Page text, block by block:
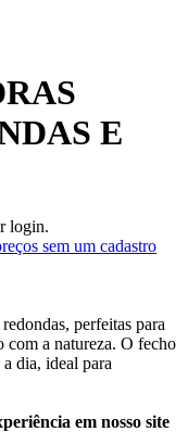
E
login.
sem um cadastro
perfeitas para
com a natureza. O fecho
dia, ideal para
em nosso site